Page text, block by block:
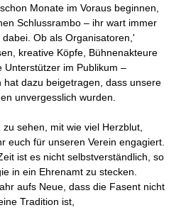
Monate im Voraus beginnen,
Schlussrambo – ihr wart immer
Ob als Organisatoren,'
kreative Köpfe, Bühnenakteure
Unterstützer im Publikum –
hat dazu beigetragen, dass unsere
unvergesslich wurden.
zu sehen, mit wie viel Herzblut,
euch für unseren Verein engagiert.
ist es nicht selbstverständlich, so
in ein Ehrenamt zu stecken.
aufs Neue, dass die Fasent nicht
Tradition ist,